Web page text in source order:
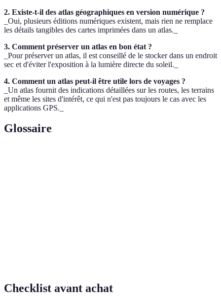
2. Existe-t-il des atlas géographiques en version numérique ?
_Oui, plusieurs éditions numériques existent, mais rien ne remplace
les détails tangibles des cartes imprimées dans un atlas._
3. Comment préserver un atlas en bon état ?
_Pour préserver un atlas, il est conseillé de le stocker dans un endroit
sec et d'éviter l'exposition à la lumière directe du soleil._
4. Comment un atlas peut-il être utile lors de voyages ?
_Un atlas fournit des indications détaillées sur les routes, les terrains
et même les sites d'intérêt, ce qui n'est pas toujours le cas avec les
applications GPS._
Glossaire
Checklist avant achat